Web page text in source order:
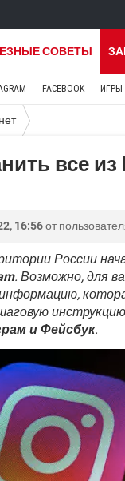
СОВЕТЫ
FACEBOOK ИГРЫ
все
16:56от
России
. Возможно, для
и Фейсбук.